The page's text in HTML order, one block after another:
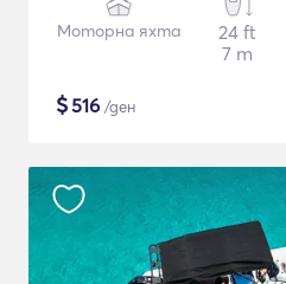
Моторна яхта
24 ft
7 m
$516 /ден